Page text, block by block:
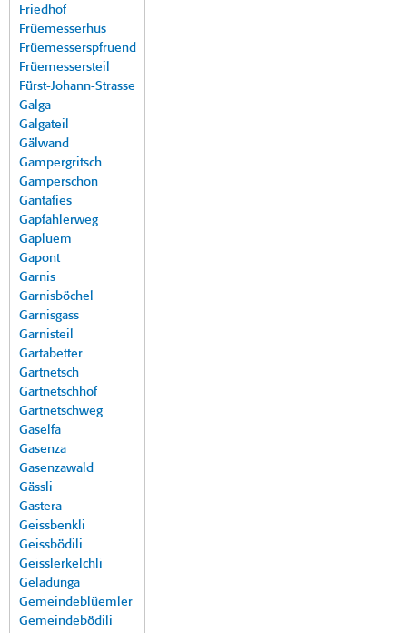
Friedhof
Früemesserhus
Früemesserspfruend
Früemessersteil
Fürst-Johann-Strasse
Galga
Galgateil
Gälwand
Gampergritsch
Gamperschon
Gantafies
Gapfahlerweg
Gapluem
Gapont
Garnis
Garnisböchel
Garnisgass
Garnisteil
Gartabetter
Gartnetsch
Gartnetschhof
Gartnetschweg
Gaselfa
Gasenza
Gasenzawald
Gässli
Gastera
Geissbenkli
Geissbödili
Geisslerkelchli
Geladunga
Gemeindeblüemler
Gemeindebödili